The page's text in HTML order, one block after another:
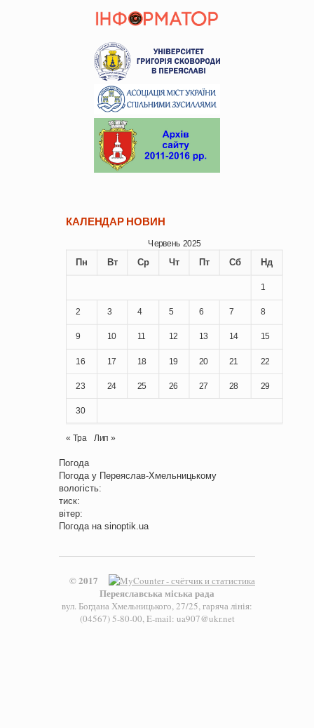
КАЛЕНДАР НОВИН
Червень 2025
Пн Вт Ср Чт Пт Сб Нд
1
2 3 4 5 6 7 8
9 10 11 12 13 14 15
16 17 18 19 20 21 22
23 24 25 26 27 28 29
30
« Тра Лип »
Погода
Погода у Переяслав-Хмельницькому
вологість:
тиск:
вітер:
Погода на sinoptik.ua
© 2017
Переяславська міська рада
вул. Богдана Хмельницького, 27/25, гаряча лінія:
(04567) 5-80-00, E-mail: ua907@ukr.net